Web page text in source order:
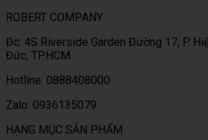
ROBERT COMPANY
Đc: 4S Riverside Garden Đường 17, P.
Đức, TP.HCM
Hotline: 0888408000
Zalo: 0936135079
HẠNG MỤC SẢN PHẨM